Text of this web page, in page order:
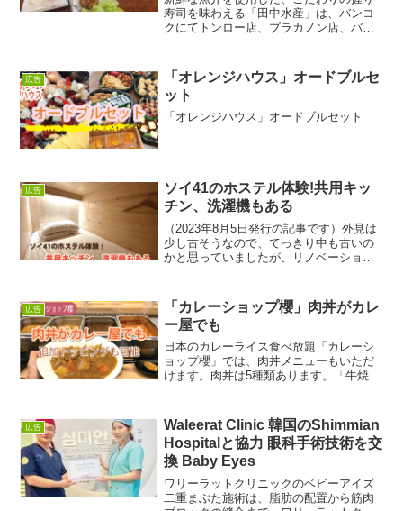
寿司を味わえる「田中水産」は、バンコ
クにてトンロー店、プラカノン店、バン
９９バーツ』がパワーアップして再登場
しました！３店舗どのお店...
広告
「オレンジハウス」オードブルセ
ット
「オレンジハウス」オードブルセット
広告
ソイ41のホステル体験!共用キッ
チン、洗濯機もある
（2023年8月5日発行の記事です）外見は
少し古そうなので、てっきり中も古いの
かと思っていましたが、リノベーション
カンビンテージの絵などが飾られていた
り、涼しく快適で...
広告
「カレーショップ櫻」肉丼がカレ
ー屋でも
日本のカレーライス食べ放題「カレーシ
ョップ櫻」では、肉丼メニューもいただ
けます。肉丼は5種類あります。「牛焼肉
いのが好きな方は「旨辛牛焼肉丼（180バ
ーツ）」...
広告
Waleerat Clinic 韓国のShimmian
Hospitalと協力 眼科手術技術を交
換 Baby Eyes
ワリーラットクリニックのベビーアイズ
二重まぶた施術は、脂肪の配置から筋肉